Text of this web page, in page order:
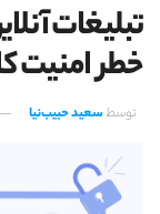
تبلیغات
خطر امنیت
توسطسعید حبیب‌نیا